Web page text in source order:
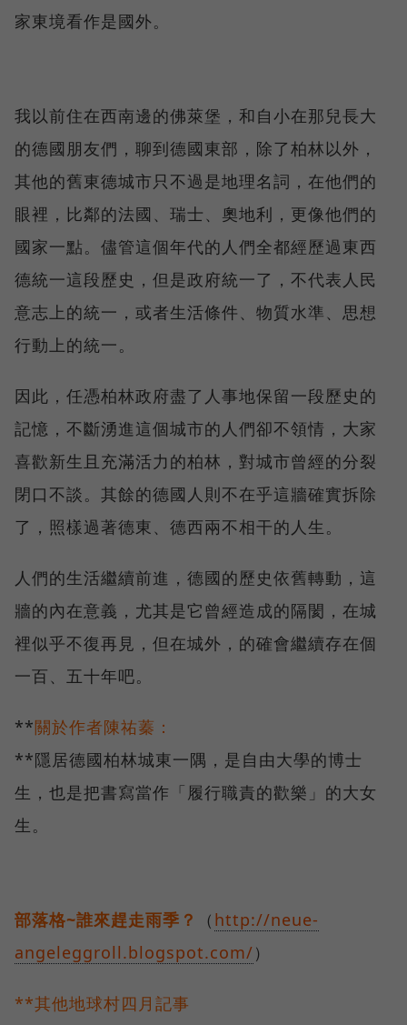
家東境看作是國外。
我以前住在西南邊的佛萊堡，和自小在那兒長大
的德國朋友們，聊到德國東部，除了柏林以外，
其他的舊東德城市只不過是地理名詞，在他們的
眼裡，比鄰的法國、瑞士、奧地利，更像他們的
國家一點。儘管這個年代的人們全都經歷過東西
德統一這段歷史，但是政府統一了，不代表人民
意志上的統一，或者生活條件、物質水準、思想
行動上的統一。
因此，任憑柏林政府盡了人事地保留一段歷史的
記憶，不斷湧進這個城市的人們卻不領情，大家
喜歡新生且充滿活力的柏林，對城市曾經的分裂
閉口不談。其餘的德國人則不在乎這牆確實拆除
了，照樣過著德東、德西兩不相干的人生。
人們的生活繼續前進，德國的歷史依舊轉動，這
牆的內在意義，尤其是它曾經造成的隔閡，在城
裡似乎不復再見，但在城外，的確會繼續存在個
一百、五十年吧。
**關於作者陳祐蓁：
**隱居德國柏林城東一隅，是自由大學的博士
生，也是把書寫當作「履行職責的歡樂」的大女
生。
部落格~誰來趕走雨季？ （ http://neue-
angeleggroll.blogspot.com/）
**其他地球村四月記事